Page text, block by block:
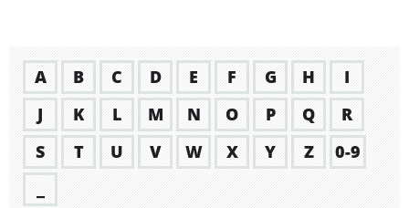
A B C D E F G H
I
J
K L M N O P Q
R
S
T U V W X Y Z
0-9